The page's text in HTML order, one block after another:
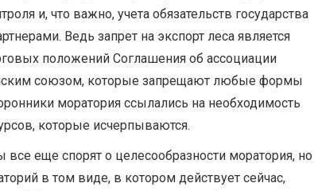
и, что важно, учета обязательств государства
Ведь запрет на экспорт леса является
положений Соглашения об ассоциации
союзом, которые запрещают любые формы
моратория ссылались на необходимость
которые исчерпываются.
все еще спорят о целесообразности моратория, но
в том виде, в котором действует сейчас,